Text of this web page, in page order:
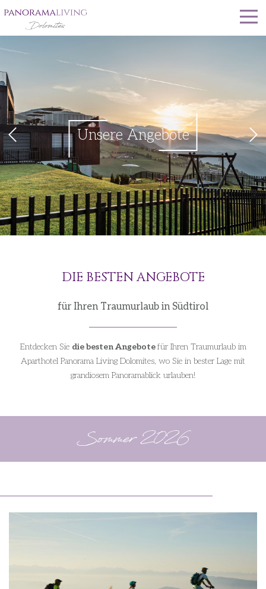
Unsere Angebote
DIE BESTEN ANGEBOTE
für Ihren Traumurlaub in Südtirol
Entdecken Sie die besten Angebotefür Ihren Traumurlaub im
Aparthotel Panorama Living Dolomites, wo Sie in bester Lage mit
grandiosem Panoramablick urlauben!
Sommer 2026